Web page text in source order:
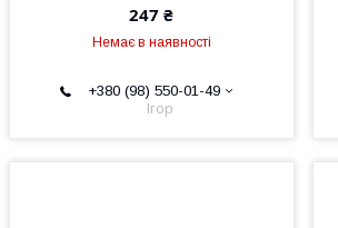
247 ₴
Немає в наявності
+380 (98) 550-01-49
Ігор